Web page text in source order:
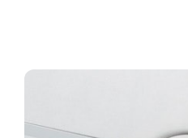
сертификации
Оборудование IPTRONIC